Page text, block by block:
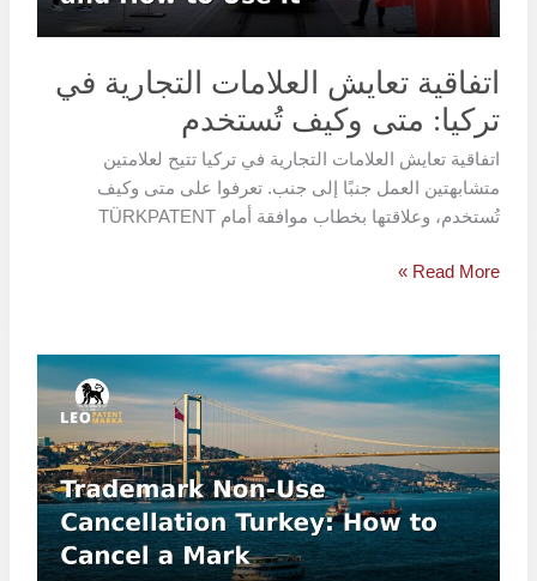
اتفاقية تعايش العلامات التجارية في
تركيا: متى وكيف تُستخدم
اتفاقية تعايش العلامات التجارية في تركيا تتيح لعلامتين
متشابهتين العمل جنبًا إلى جنب. تعرفوا على متى وكيف
تُستخدم، وعلاقتها بخطاب موافقة أمام TÜRKPATENT
وكيف
تُستخدم
Read More »
إلغاء
العلامة
لعدم
الاستخدام
تركيا:
كيفية